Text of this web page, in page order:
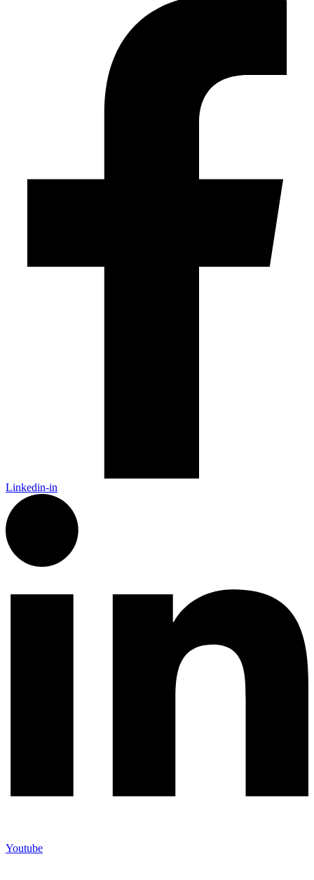
Linkedin-in
Youtube